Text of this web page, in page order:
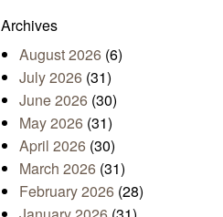
Archives
August 2026 (6)
July 2026 (31)
June 2026 (30)
May 2026 (31)
April 2026 (30)
March 2026 (31)
February 2026 (28)